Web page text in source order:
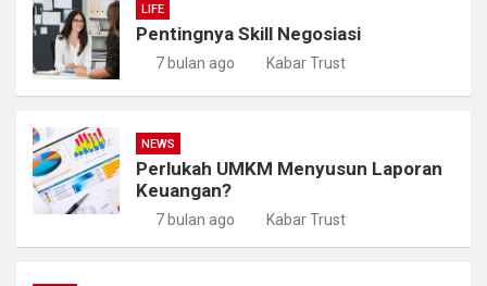
LIFE
Pentingnya Skill Negosiasi
7 bulan ago Kabar Trust
NEWS
Perlukah UMKM Menyusun Laporan
Keuangan?
7 bulan ago Kabar Trust